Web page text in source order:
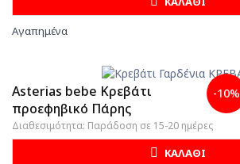
Αγαπημένα
-10%
Asterias bebe Κρεβάτι
προεφηβικό Πάρης
Διαθεσιμότητα: Παράδοση σε 15-20 ημέρες
ΚΑΛΑΘΙ